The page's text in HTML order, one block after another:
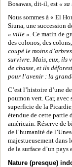
Bosawas, dit-il, est « sa
Nous sommes à « El
Siuna, une succession
« ville ». Ce matin de
des colonos, des
coupé le moins
survivre. Mais, eux, ils
de chasse, et ils
pour l’avenir : la
C’est l’histoire d’une
poumon vert. Car, avec
superficie de la
étendue de cette partie
américain. Réserve de
de l’humanité de
majestueusement dans
de la surface d’un
Nature (presque)